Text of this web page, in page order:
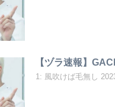
【ヅラ速報】
1: 風吹けば毛無し